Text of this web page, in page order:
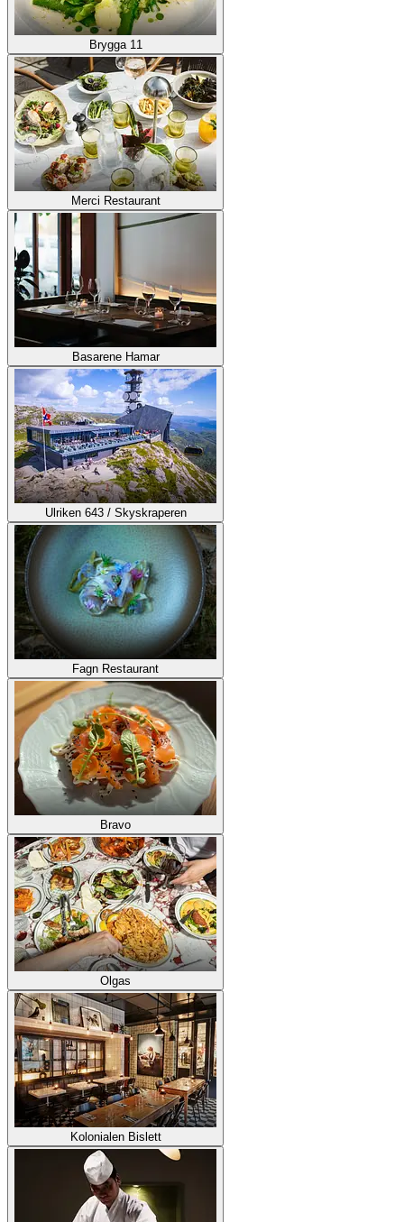
Brygga 11
Merci Restaurant
Basarene Hamar
Ulriken 643 / Skyskraperen
Fagn Restaurant
Bravo
Olgas
Kolonialen Bislett